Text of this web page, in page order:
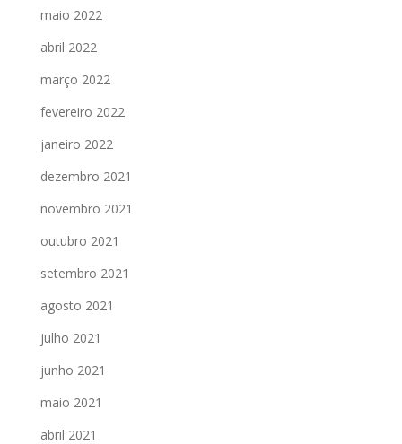
maio 2022
abril 2022
março 2022
fevereiro 2022
janeiro 2022
dezembro 2021
novembro 2021
outubro 2021
setembro 2021
agosto 2021
julho 2021
junho 2021
maio 2021
abril 2021